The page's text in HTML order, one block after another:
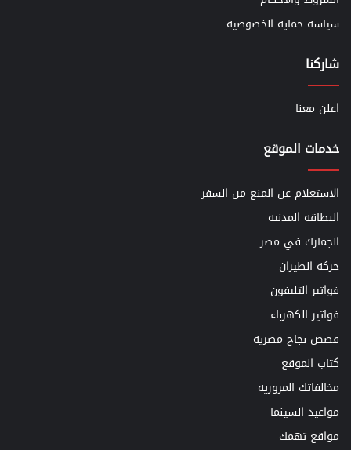
سياسة حماية الخصوصية
شاركنا
اعلن معنا
خدمات الموقع
الاستعلام عن المنع من السفر
البطاقه المدنيه
الجمارك في مصر
حركه الطيران
فواتير التليفون
فواتير الكهرباء
قصص نجاح مصريه
كتاب الموقع
مخالفاتك المروريه
مواعيد السينما
مواقع تهمك